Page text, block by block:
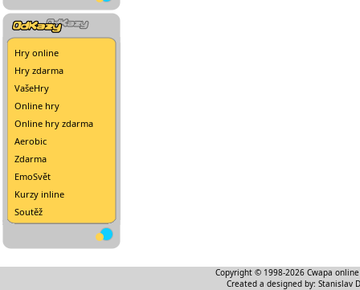
Hry online
Hry zdarma
VašeHry
Online hry
Online hry zdarma
Aerobic
Zdarma
EmoSvět
Kurzy inline
Soutěž
Copyright © 1998-2026 Cwapa
Created a designed by: Stanislav